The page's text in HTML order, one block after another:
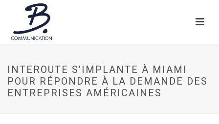
INTEROUTE S’IMPLANTE À MIAMI
POUR RÉPONDRE À LA DEMANDE DES
ENTREPRISES AMÉRICAINES